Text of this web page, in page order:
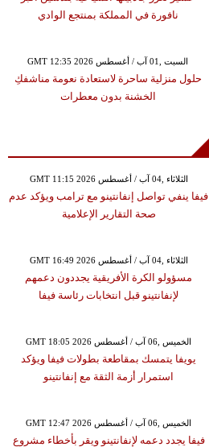
نافورة في المملكة بمنتجع الوادي
GMT 12:35 2026 السبت ,01 آب / أغسطس
حلول منزلية ساحرة لاستعادة نعومة مناشفكِ
الخشنة بدون معطرات
GMT 11:15 2026 الثلاثاء ,04 آب / أغسطس
فيفا ينفي تواصل إنفانتينو مع ترامب ويؤكد عدم
صحة التقارير الإعلامية
GMT 16:49 2026 الثلاثاء ,04 آب / أغسطس
مسؤولو الكرة الأفريقية يجددون دعمهم
لإنفانتينو قبل انتخابات رئاسة فيفا
GMT 18:05 2026 الخميس ,06 آب / أغسطس
يويفا يتمسك بمقاطعة بطولات فيفا ويؤكد
استمرار أزمة الثقة مع إنفانتينو
GMT 12:47 2026 الخميس ,06 آب / أغسطس
فيفا يجدد دعمه لإنفانتينو ويقر بأخطاء مشروع